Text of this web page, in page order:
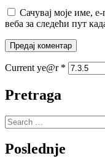
Сачувај моје име,
веба за следећи пут
Current ye@r *
Pretraga
Poslednje